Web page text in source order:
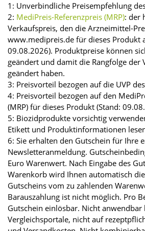
1: Unverbindliche Preisempfehlung
2: MediPreis-Referenzpreis (MRP): der
Verkaufspreis, den die Arzneimittel-
www.medipreis.de für dieses Produkt
09.08.2026). Produktpreise können
geändert und damit die Rangfolge der
geändert haben.
3: Preisvorteil bezogen auf die UVP
4: Preisvorteil bezogen auf den
(MRP) für dieses Produkt (Stand:
5: Biozidprodukte vorsichtig
Etikett und Produktinformationen
6: Sie erhalten den Gutschein für Ihre
Newsletteranmeldung.
Euro Warenwert. Nach Eingabe des
Warenkorb wird Ihnen automatisch
Gutscheins vom zu zahlenden
Barauszahlung ist nicht möglich. Pro
Gutschein einlösbar. Nicht
Vergleichsportale, nicht auf